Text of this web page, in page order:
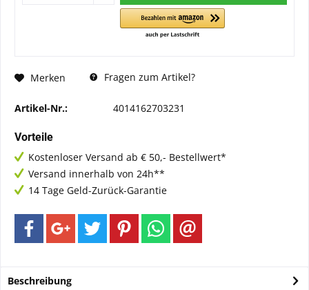
Merken Fragen zum Artikel?
Artikel-Nr.: 4014162703231
Vorteile
Kostenloser Versand ab € 50,- Bestellwert*
Versand innerhalb von 24h**
14 Tage Geld-Zurück-Garantie
Beschreibung